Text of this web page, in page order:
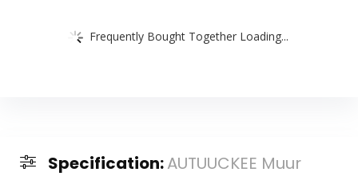
Frequently Bought Together Loading...
Specification:AUTUUCKEE Muur